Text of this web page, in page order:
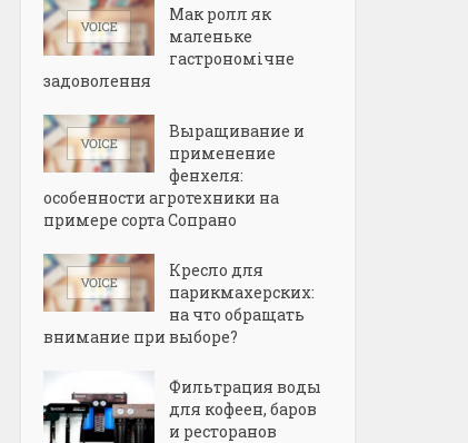
Мак ролл як
маленьке
гастрономічне
задоволення
Выращивание и
применение
фенхеля:
особенности агротехники на
примере сорта Сопрано
Кресло для
парикмахерских:
на что обращать
внимание при выборе?
Фильтрация воды
для кофеен, баров
и ресторанов